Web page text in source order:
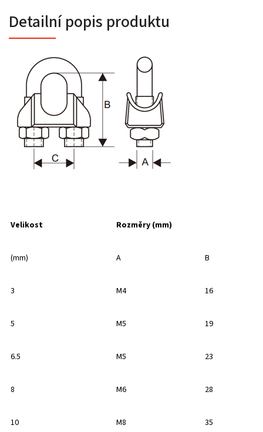
Detailní popis produktu
Velikost Rozměry (mm)
(mm) A B
3 M4 16
5 M5 19
6.5 M5 23
8 M6 28
10 M8 35